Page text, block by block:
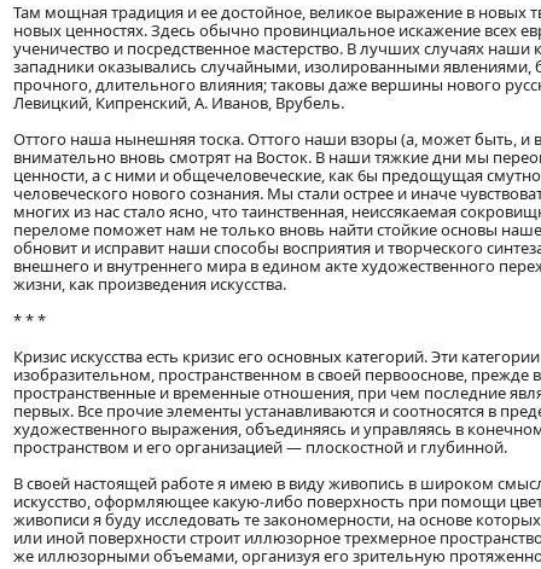
Там мощная традиция и ее достойное, великое выражение в новых
новых ценностях. Здесь обычно провинциальное искажение всех
ученичество и посредственное мастерство. В лучших случаях
западники оказывались случайными, изолированными явлениями,
прочного, длительного влияния; таковы даже вершины нового
Левицкий, Кипренский, А. Иванов, Врубель.
Оттого наша нынешняя тоска. Оттого наши взоры (а, может быть, и
внимательно вновь смотрят на Восток. В наши тяжкие дни мы
ценности, а с ними и общечеловеческие, как 6ы предощущая
человеческого нового сознания. Мы стали острее и иначе
многих из нас стало ясно, что таинственная, неиссякаемая
переломе поможет нам не только вновь найти стойкие основы
обновит и исправит наши способы восприятия и творческого
внешнего и внутреннего мира в едином акте художественного
жизни, как произведения искусства.
* * *
Кризис искусства есть кризис его основных категорий. Эти категории
изобразительном, пространственном в своей первооснове, прежде
пространственные и временные отношения, при чем последние
первых. Все прочие элементы устанавливаются и соотносятся в
художественного выражения, объединяясь и управляясь в
пространством и его организацией — плоскостной и глубинной.
В своей настоящей работе я имею в виду живопись в широком
искусство, оформляющее какую-либо поверхность при помощи
живописи я буду исследовать те закономерности, на основе
или иной поверхности строит иллюзорное трехмерное
же иллюзорными объемами, организуя его зрительную